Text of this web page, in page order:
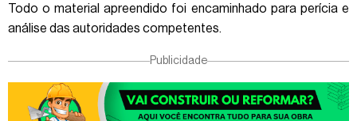
Todo o material apreendido foi encaminhado para perícia e
análise das autoridades competentes.
Publicidade